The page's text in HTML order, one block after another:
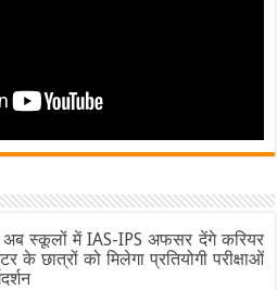
स्कूलों में IAS-IPS अफसर देंगे करियर
के छात्रों को मिलेगा प्रतियोगी परीक्षाओं